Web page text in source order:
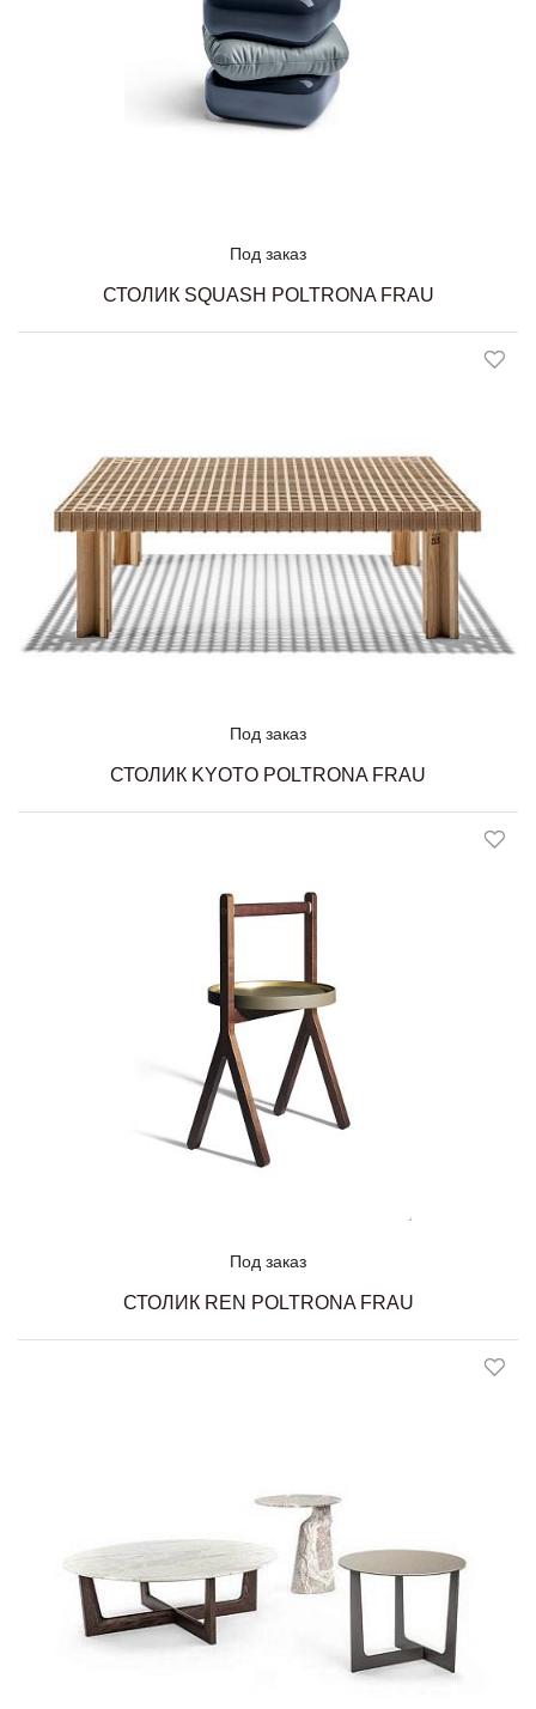
Под заказ
СТОЛИК SQUASH POLTRONA FRAU
Под заказ
СТОЛИК KYOTO POLTRONA FRAU
Под заказ
СТОЛИК REN POLTRONA FRAU